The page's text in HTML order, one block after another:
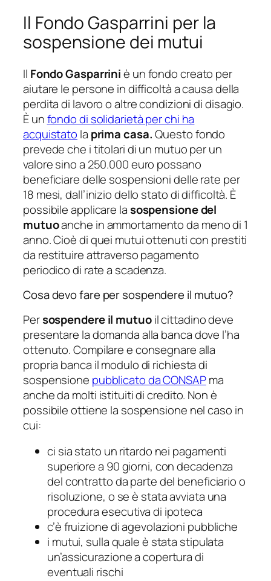
Il Fondo Gasparrini per la
sospensione dei mutui
Il Fondo Gasparriniè un fondo creato per
aiutare le persone in difficoltà a causa della
perdita di lavoro o altre condizioni di disagio.
È unfondo di solidarietà per chi ha
acquistato la prima casa.Questo fondo
prevede che i titolari di un mutuo per un
valore sino a 250.000 euro possano
beneficiare delle sospensioni delle rate per
18 mesi, dall’inizio dello stato di difficoltà. È
possibile applicare lasospensione del
mutuoanche in ammortamento da meno di 1
anno. Cioè di quei mutui ottenuti con prestiti
da restituire attraverso pagamento
periodico di rate a scadenza.
Cosa devo fare per sospendere il mutuo?
Persospendere il mutuoil cittadino deve
presentare la domanda alla banca dove l’ha
ottenuto. Compilare e consegnare alla
propria banca il modulo di richiesta di
sospensione pubblicato da CONSAPma
anche da molti istituiti di credito. Non è
possibile ottiene la sospensione nel caso in
cui:
ci sia stato un ritardo nei pagamenti
superiore a 90 giorni, con decadenza
del contratto da parte del beneficiario o
risoluzione, o se è stata avviata una
procedura esecutiva di ipoteca
c’è fruizione di agevolazioni pubbliche
i mutui, sulla quale è stata stipulata
un’assicurazione a copertura di
eventuali rischi